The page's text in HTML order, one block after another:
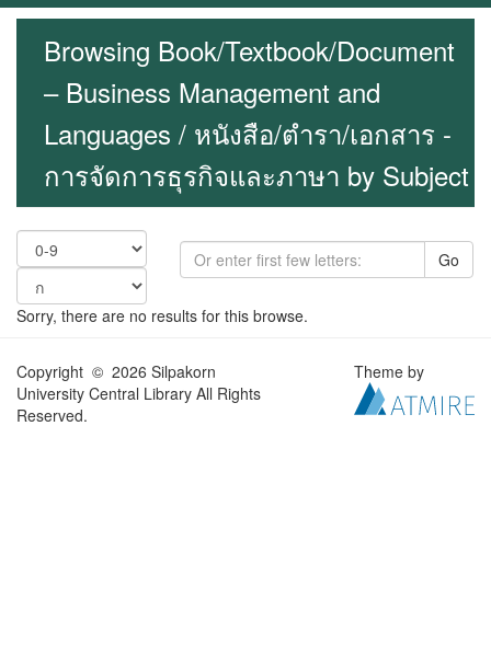
Browsing Book/Textbook/Document
– Business Management and
Languages / หนังสือ/ตำรา/เอกสาร -
การจัดการธุรกิจและภาษา by Subject
Go
Sorry, there are no results for this browse.
Copyright © 2026 Silpakorn
University Central Library All Rights
Reserved.
Theme by